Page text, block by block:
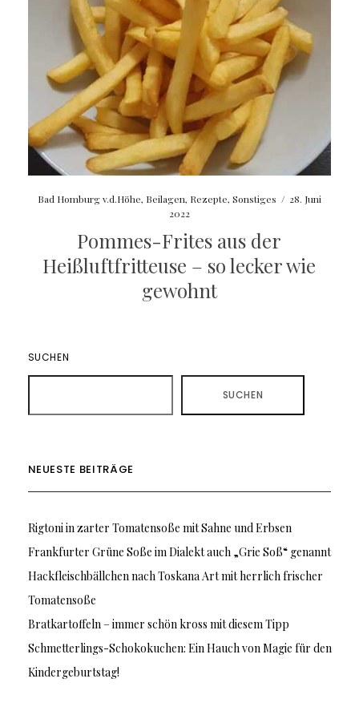
Bad Homburg v.d.Höhe, Beilagen, Rezepte, Sonstiges / 28. Juni
2022
Pommes-Frites aus der
Heißluftfritteuse – so lecker wie
gewohnt
SUCHEN
SUCHEN
NEUESTE BEITRÄGE
Rigtoni in zarter Tomatensoße mit Sahne und Erbsen
Frankfurter Grüne Soße im Dialekt auch „Grie Soß“ genannt
Hackfleischbällchen nach Toskana Art mit herrlich frischer
Tomatensoße
Bratkartoffeln – immer schön kross mit diesem Tipp
Schmetterlings-Schokokuchen: Ein Hauch von Magie für den
Kindergeburtstag!